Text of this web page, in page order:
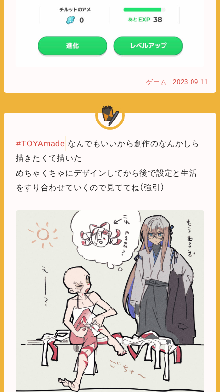
ゲーム 2023.09.11
#TOYAmade なんでもいいから創作のなんかしら
描きたくて描いた
めちゃくちゃにデザインしてから後で設定と生活
をすり合わせていくので見ててね（強引）